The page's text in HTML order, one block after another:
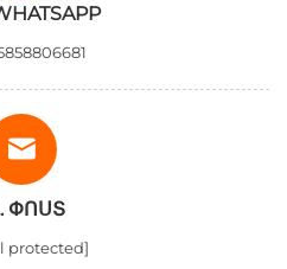
ՓՈՍՏ
protected]